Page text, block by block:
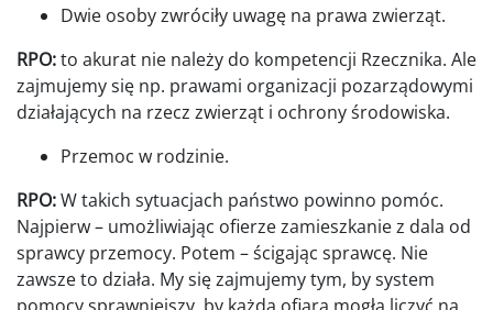
Dwie osoby zwróciły uwagę na prawa zwierząt.
RPO:to akurat nie należy do kompetencji Rzecznika. Ale
zajmujemy się np. prawami organizacji pozarządowymi
działających na rzecz zwierząt i ochrony środowiska.
Przemoc w rodzinie.
RPO:W takich sytuacjach państwo powinno pomóc.
Najpierw – umożliwiając ofierze zamieszkanie z dala od
sprawcy przemocy. Potem – ścigając sprawcę. Nie
zawsze to działa. My się zajmujemy tym, by system